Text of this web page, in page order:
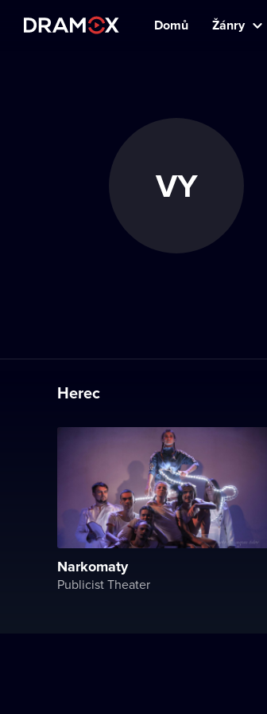
Domů Žánry
VY
Herec
Narkomaty
Publicist Theater